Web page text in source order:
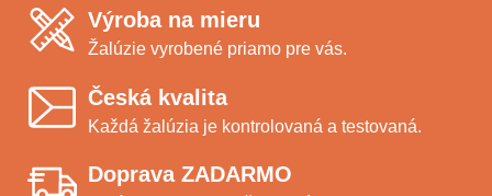
Výroba na mieru
Žalúzie vyrobené priamo pre vás.
Česká kvalita
Každá žalúzia je kontrolovaná a testovaná.
Doprava ZADARMO